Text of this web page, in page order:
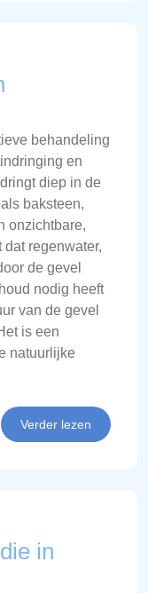
behandeling
en
diep in de
baksteen,
onzichtbare,
regenwater,
de gevel
nodig heeft
van de gevel
is een
natuurlijke
Verder lezen
in